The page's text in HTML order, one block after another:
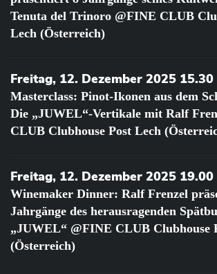
Tenuta del Trinoro @FINE CLUB
Lech (Österreich)
Freitag, 12. Dezember 2025
Masterclass: Pinot-Ikonen aus dem
Die „JUWEL“-Vertikale mit Ralf
CLUB Clubhouse Post Lech
Freitag, 12. Dezember 2025
Winemaker Dinner: Ralf Frenzel
Jahrgänge des herausragenden
„JUWEL“ @FINE CLUB Clubhouse
(Österreich)